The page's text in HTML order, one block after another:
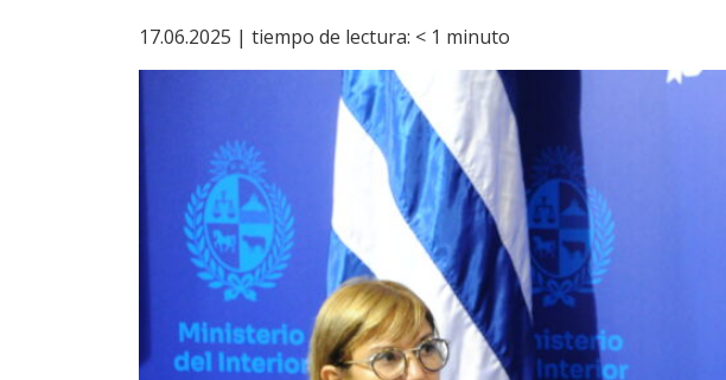
17.06.2025 | tiempo de lectura: < 1 minuto